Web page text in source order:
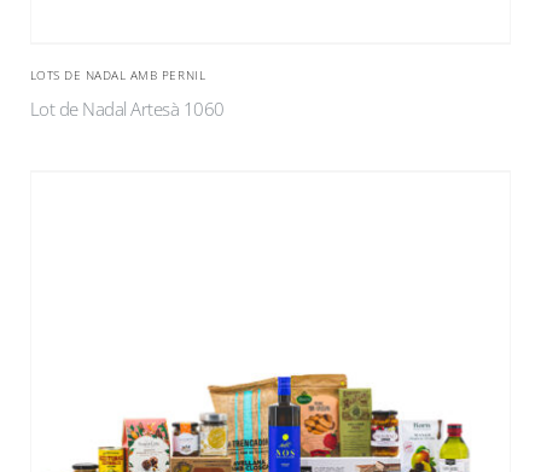
LOTS DE NADAL AMB PERNIL
Lot de Nadal Artesà 1060